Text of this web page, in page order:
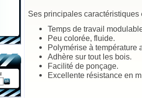
Ses principales
Temps de travail
Peu colorée, fluide.
Polymérise à température
Adhère sur tout les bois.
Facilité de ponçage.
Excellente résistance en